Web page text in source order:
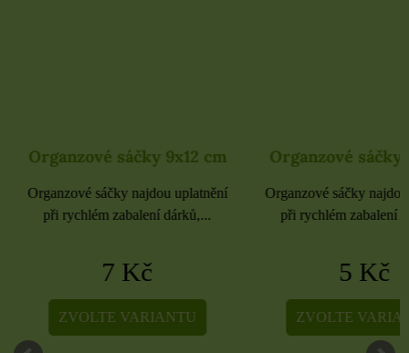
Organzové sáčky 9x12 cm
Organzové sáčky najdou uplatnění
při rychlém zabalení dárků,...
7 Kč
ZVOLTE VARIANTU
Organzové sáčky
Organzové sáčky
při rychlém zabalení
5 Kč
ZVOLTE